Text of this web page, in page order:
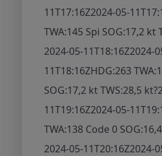
11T17:16Z2024-05-
TWA:145 Spi SOG:17,2 kt
2024-05-11T18:16Z2024-
11T18:16ZHDG:263
SOG:17,2 kt TWS:28,5 kt?
11T19:16Z2024-05-
TWA:138 Code 0
2024-05-11T20:16Z2024-